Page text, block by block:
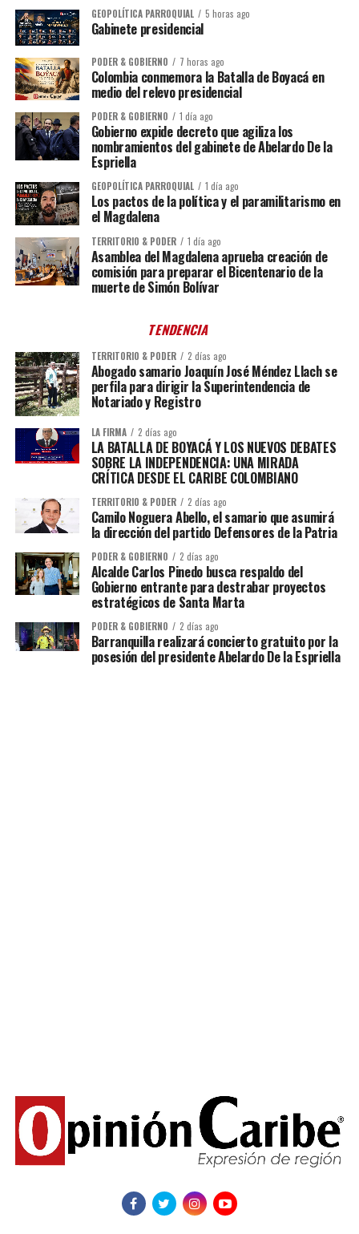
GEOPOLÍTICA PARROQUIAL 5 horas ago
Gabinete presidencial
PODER & GOBIERNO 7 horas ago
Colombia conmemora la Batalla de Boyacá en
medio del relevo presidencial
PODER & GOBIERNO 1 día ago
Gobierno expide decreto que agiliza los
nombramientos del gabinete de Abelardo De la
Espriella
GEOPOLÍTICA PARROQUIAL 1 día ago
Los pactos de la política y el paramilitarismo en
el Magdalena
TERRITORIO & PODER 1 día ago
Asamblea del Magdalena aprueba creación de
comisión para preparar el Bicentenario de la
muerte de Simón Bolívar
TENDENCIA
TERRITORIO & PODER 2 días ago
Abogado samario Joaquín José Méndez Llach se
perfila para dirigir la Superintendencia de
Notariado y Registro
LA FIRMA 2 días ago
LA BATALLA DE BOYACÁ Y LOS NUEVOS DEBATES
SOBRE LA INDEPENDENCIA: UNA MIRADA
CRÍTICA DESDE EL CARIBE COLOMBIANO
TERRITORIO & PODER 2 días ago
Camilo Noguera Abello, el samario que asumirá
la dirección del partido Defensores de la Patria
PODER & GOBIERNO 2 días ago
Alcalde Carlos Pinedo busca respaldo del
Gobierno entrante para destrabar proyectos
estratégicos de Santa Marta
PODER & GOBIERNO 2 días ago
Barranquilla realizará concierto gratuito por la
posesión del presidente Abelardo De la Espriella